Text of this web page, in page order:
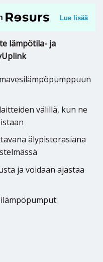
Lue lisää
lämpötila- ja
välillä, kun ne
älypistorasiana
ja voidaan ajastaa